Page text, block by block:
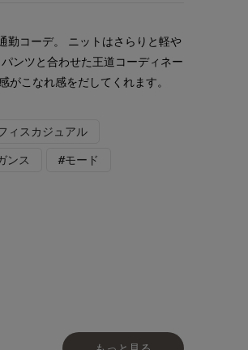
勤コーデ。 ニットはさらりと軽や
ンツと合わせた王道コーディネー
がこなれ感をだしてくれます。
ィスカジュアル
ンス #モード